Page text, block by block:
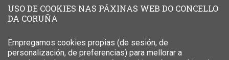
USO DE COOKIES NAS PÁXINAS WEB DO CONCELLO
DA CORUÑA
Empregamos cookies propias (de sesión, de
personalización, de preferencias) para mellorar a